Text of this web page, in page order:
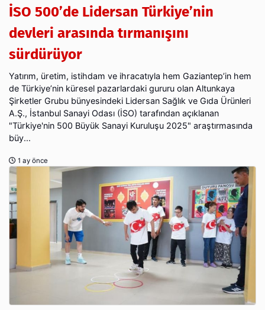
İSO 500’de Lidersan Türkiye’nin
devleri arasında tırmanışını
sürdürüyor
Yatırım, üretim, istihdam ve ihracatıyla hem Gaziantep’in hem
de Türkiye’nin küresel pazarlardaki gururu olan Altunkaya
Şirketler Grubu bünyesindeki Lidersan Sağlık ve Gıda Ürünleri
A.Ş., İstanbul Sanayi Odası (İSO) tarafından açıklanan
"Türkiye'nin 500 Büyük Sanayi Kuruluşu 2025" araştırmasında
büy...
1 ay önce